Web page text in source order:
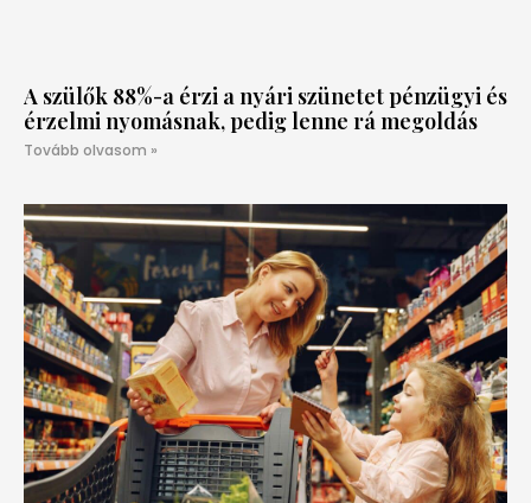
A szülők 88%-a érzi a nyári szünetet pénzügyi és
érzelmi nyomásnak, pedig lenne rá megoldás
Tovább olvasom »